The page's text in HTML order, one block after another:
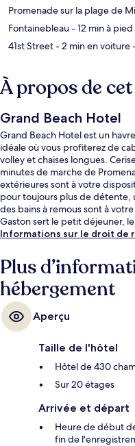
Promenade sur la plage de
Fontainebleau- 12 min à pied
41st Street- 2 min en voiture
À propos de
Grand Beach Hotel
Grand Beach Hotel est un
idéale où vous profiterez de
volley et chaises longues.
minutes de marche de
extérieures sont à votre
pour toujours plus de détente,
des bains à remous sont à
Gaston sert le petit déjeuner,
petits avantages de cet
voyageurs adorent la piscine
Informations sur le droit de
Plus
hébergement
Aperçu
Taille de l'hôtel
Hôtel de 430
Sur 20 étages
Arrivée et départ
Heure de début
fin de